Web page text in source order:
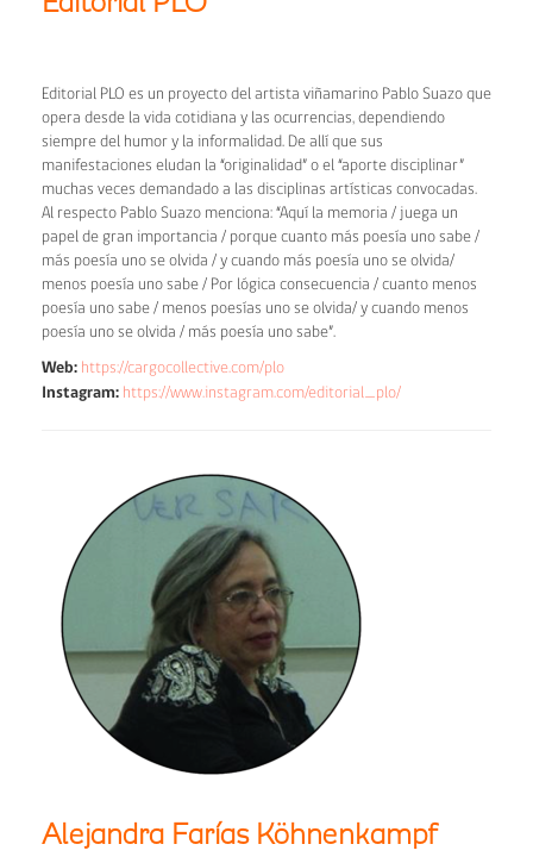
Editorial PLO es un proyecto del artista viñamarino Pablo Suazo que
opera desde la vida cotidiana y las ocurrencias, dependiendo
siempre del humor y la informalidad. De allí que sus
manifestaciones eludan la “originalidad” o el “aporte disciplinar”
muchas veces demandado a las disciplinas artísticas convocadas.
Al respecto Pablo Suazo menciona: “Aquí la memoria / juega un
papel de gran importancia / porque cuanto más poesía uno sabe /
más poesía uno se olvida / y cuando más poesía uno se olvida/
menos poesía uno sabe / Por lógica consecuencia / cuanto menos
poesía uno sabe / menos poesías uno se olvida/ y cuando menos
poesía uno se olvida / más poesía uno sabe”.
Web: https://cargocollective.com/plo
Instagram: https://www.instagram.com/editorial_plo/
Alejandra Farías Köhnenkampf